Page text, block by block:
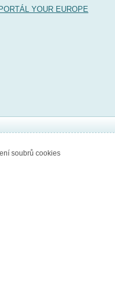
PORTÁL YOUR EUROPE
soubrů cookies